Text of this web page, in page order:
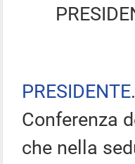
PRESIDENTE
Conferenza
che nella